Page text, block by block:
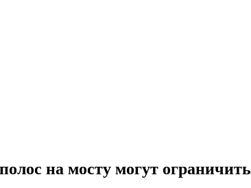
на мосту могут ограничить